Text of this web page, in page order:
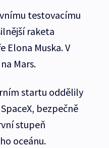
testovacímu
raketa
Elona Muska. V
Mars.
startu oddělily
bezpečně
stupeň
oceánu.